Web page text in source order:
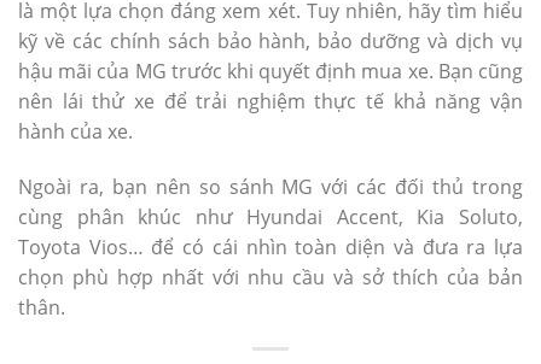
là một lựa chọn đáng xem xét. Tuy nhiên, hãy tìm hiểu
kỹ về các chính sách bảo hành, bảo dưỡng và dịch vụ
hậu mãi của MG trước khi quyết định mua xe. Bạn cũng
nên lái thử xe để trải nghiệm thực tế khả năng vận
hành của xe.
Ngoài ra, bạn nên so sánh MG với các đối thủ trong
cùng phân khúc như Hyundai Accent, Kia Soluto,
Toyota Vios… để có cái nhìn toàn diện và đưa ra lựa
chọn phù hợp nhất với nhu cầu và sở thích của bản
thân.